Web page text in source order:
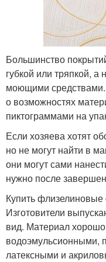
Большинство
губкой или тряпкой,
моющими средствами.
о возможностях
пиктограммами на
Если хозяева хотят
но не могут найти в
они могут сами
нужно после
Купить
Изготовители
вид. Материал
водоэмульсионными,
латексными и